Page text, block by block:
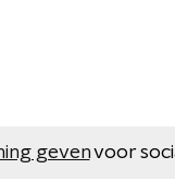
gevenvoor